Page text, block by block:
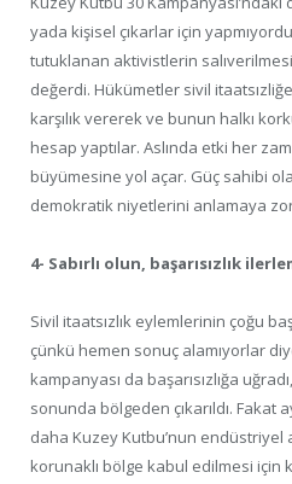
yada kişisel çıkarlar için
tutuklanan aktivistlerin salıverilmesi
değerdi. Hükümetler sivil
karşılık vererek ve bunun halkı
hesap yaptılar. Aslında etki her
büyümesine yol açar. Güç sahibi
demokratik niyetlerini anlamaya
4- Sabırlı olun, başarısızlık
Sivil itaatsızlık eylemlerinin çoğu
çünkü hemen sonuç alamıyorlar
kampanyası da başarısızlığa
sonunda bölgeden çıkarıldı. Fakat
daha Kuzey Kutbu’nun
korunaklı bölge kabul edilmesi için